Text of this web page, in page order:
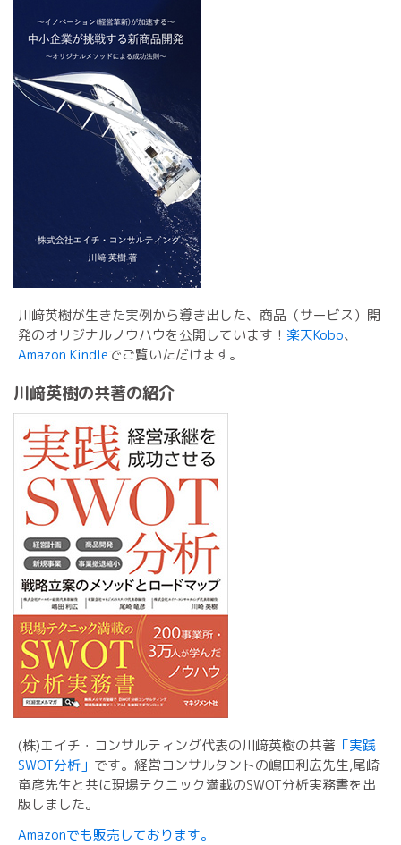
川﨑英樹が生きた実例から導き出した、商品（サービス）開
発のオリジナルノウハウを公開しています！ 楽天Kobo、
Amazon Kindleでご覧いただけます。
川﨑英樹の共著の紹介
(株)エイチ・コンサルティング代表の川﨑英樹の共著 「実践
SWOT分析」 です。経営コンサルタントの嶋田利広先生,尾崎
竜彦先生と共に現場テクニック満載のSWOT分析実務書を出
版しました。
Amazonでも販売しております。